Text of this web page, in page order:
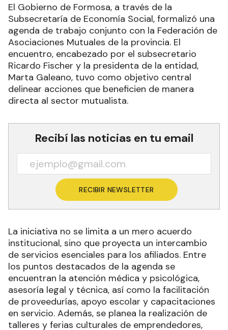
El Gobierno de Formosa, a través de la
Subsecretaría de Economía Social, formalizó una
agenda de trabajo conjunto con la Federación de
Asociaciones Mutuales de la provincia. El
encuentro, encabezado por el subsecretario
Ricardo Fischer y la presidenta de la entidad,
Marta Galeano, tuvo como objetivo central
delinear acciones que beneficien de manera
directa al sector mutualista.
Recibí las noticias en tu email
RECIBIR NEWSLETTER
La iniciativa no se limita a un mero acuerdo
institucional, sino que proyecta un intercambio
de servicios esenciales para los afiliados. Entre
los puntos destacados de la agenda se
encuentran la atención médica y psicológica,
asesoría legal y técnica, así como la facilitación
de proveedurías, apoyo escolar y capacitaciones
en servicio. Además, se planea la realización de
talleres y ferias culturales de emprendedores,